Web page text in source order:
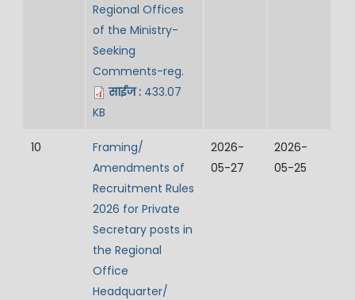
Regional Offices
of the Ministry-
Seeking
Comments-reg.
साईज :433.07
KB
10
Framing/
Amendments of
Recruitment Rules
2026 for Private
Secretary posts in
the Regional
Office
Headquarter/
2026-
05-27
2026-
05-25